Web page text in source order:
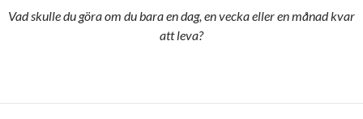
Vad skulle du göra om du bara en dag, en vecka eller en månad kvar
att leva?